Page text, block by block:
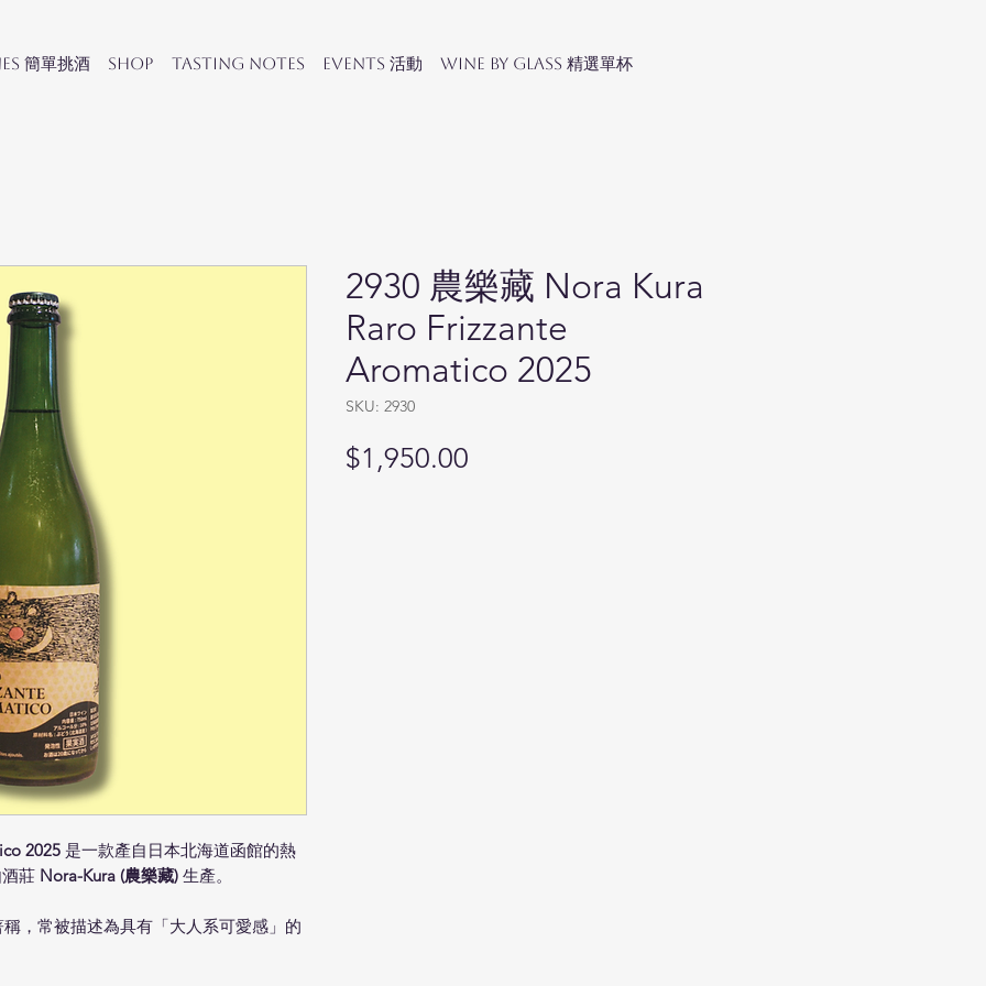
簡單挑酒 SHOP Tasting Notes Events 活動 Wine by Glass 精選單杯
2025 是一款產自日本北海道函館的熱
莊 Nora-Kura (農樂藏) 生產。
，常被描述為具有「大人系可愛感」的
2930 農樂藏 Nora Kura
Raro Frizzante
Aromatico 2025
SKU: 2930
$1,950.00